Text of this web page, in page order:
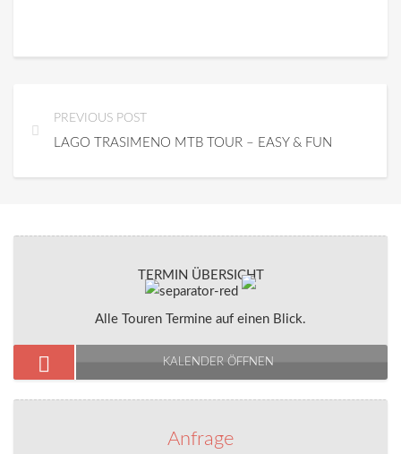
PREVIOUS POST
LAGO TRASIMENO MTB TOUR – EASY & FUN
TERMIN ÜBERSICHT
Alle Touren Termine auf einen Blick.
KALENDER ÖFFNEN
Anfrage